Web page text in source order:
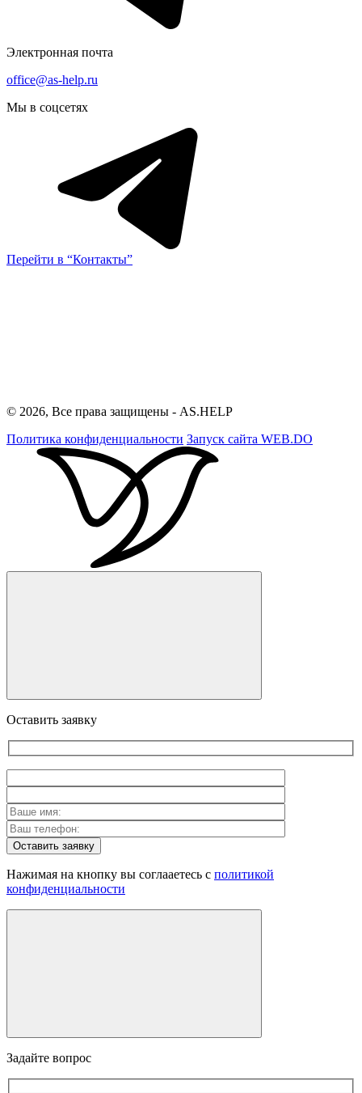
Электронная почта
office@as-help.ru
Мы в соцсетях
Перейти в “Контакты”
© 2026, Все права защищены - AS.HELP
Политика конфиденциальности Запуск сайта WEB.DO
Оставить заявку
Оставить заявку
Нажимая на кнопку вы соглааетесь с политикой
конфиденциальности
Задайте вопрос